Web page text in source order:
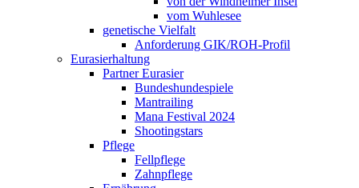
vom Wuhlesee
genetische Vielfalt
Anforderung GIK/ROH-Profil
Eurasierhaltung
Partner Eurasier
Bundeshundespiele
Mantrailing
Mana Festival 2024
Shootingstars
Pflege
Fellpflege
Zahnpflege